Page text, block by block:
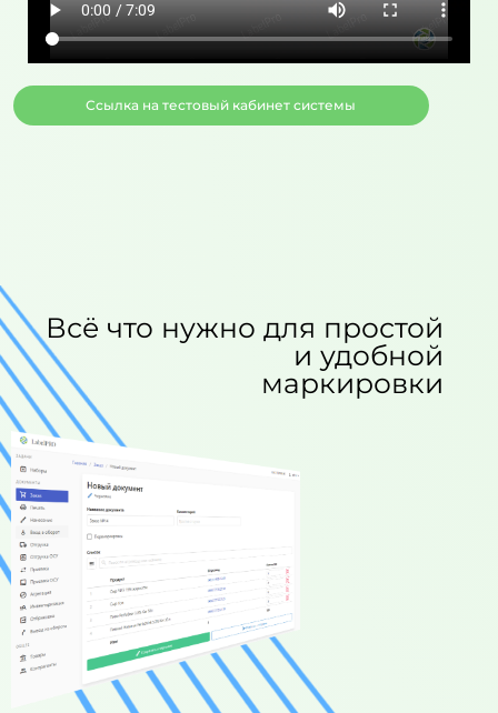
Ссылка на тестовый кабинет системы
Всё что нужно для простой
и удобной
маркировки